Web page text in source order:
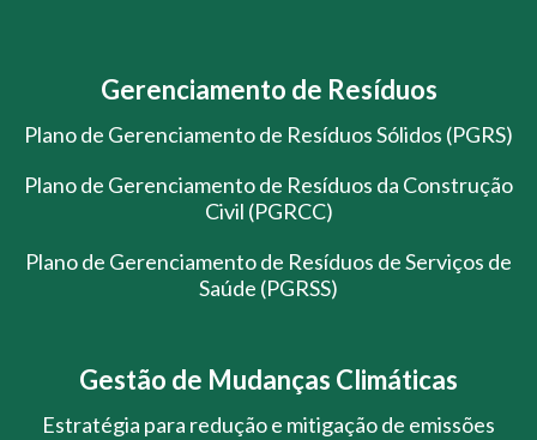
Gerenciamento de Resíduos
Plano de Gerenciamento de Resíduos Sólidos (PGRS)
Plano de Gerenciamento de Resíduos da Construção
Civil (PGRCC)
Plano de Gerenciamento de Resíduos de Serviços de
Saúde (PGRSS)
Gestão de Mudanças Climáticas
Estratégia para redução e mitigação de emissões